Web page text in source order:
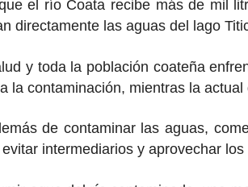
el río Coata recibe más de mil
directamente las aguas del lago
y toda la población coateña
la contaminación, mientras la
de contaminar las aguas,
intermediarios y aprovechar